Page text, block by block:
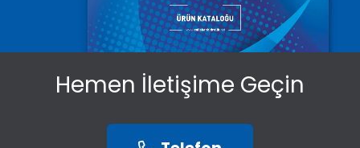
Hemen İletişime Geçin